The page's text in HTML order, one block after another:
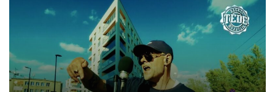
Yottsu
[LIVE
VIDEO]
|
20